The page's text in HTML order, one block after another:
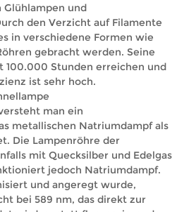
und
den Verzicht auf Filamente
in verschiedene Formen wie
gebracht werden. Seine
100.000 Stunden erreichen und
ist sehr hoch.
man ein
metallischen Natriumdampf als
Die Lampenröhre der
mit Quecksilber und Edelgas
jedoch Natriumdampf.
und angeregt wurde,
bei 589 nm, das direkt zur